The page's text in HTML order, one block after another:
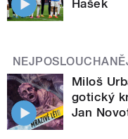
Hašek
Miloš
gotický
Jan